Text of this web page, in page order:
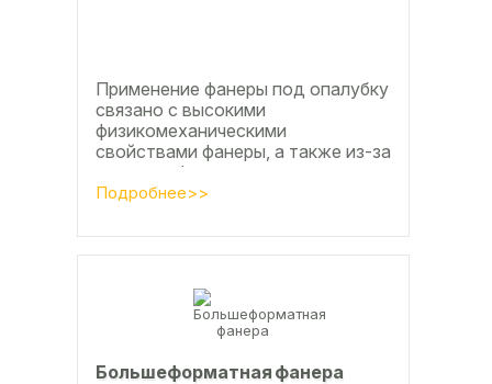
Применение фанеры под опалубку
связано с высокими
физикомеханическими
свойствами фанеры, а также из-за
того, что фанера позволяет
получать достаточно большие
Подробнее>>
Большеформатная фанера